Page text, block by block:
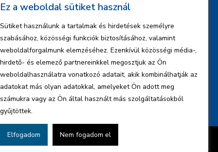
Kiajánlók
Jognyilatkozat
Szerzői jogok
Adatkezelési tájékoztató
Céginformáció
Jelentések
Készítette:BonsAI HorizON Kft.
Ez a weboldal sütiket használ
Sütiket használunk a tartalmak és hirdetések személyre
szabásához, közösségi funkciók biztosításához, valamint
weboldalforgalmunk elemzéséhez. Ezenkívül közösségi média-,
hirdető- és elemező partnereinkkel megosztjuk az Ön
weboldalhasználatra vonatkozó adatait, akik kombinálhatják az
adatokat más olyan adatokkal, amelyeket Ön adott meg
számukra vagy az Ön által használt más szolgáltatásokból
gyűjtöttek.
Elfogadom Nem fogadom el